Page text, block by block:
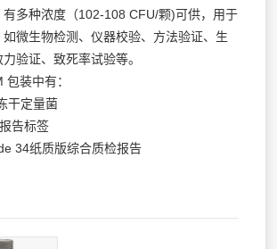
有多种浓度（102-108 CFU/颗)可供，用于
微生物检测、仪器校验、方法验证、生
验证、致死率试验等。
装中有：
干定量菌
告标签
34纸质版综合质检报告